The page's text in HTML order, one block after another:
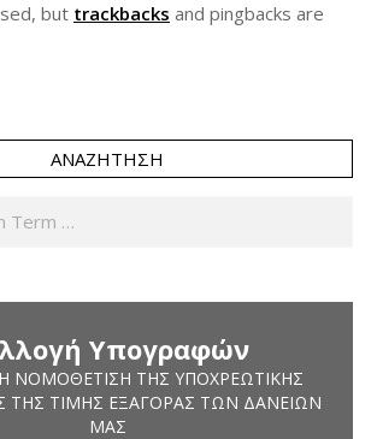
but trackbacks and pingbacks are
ΑΝΑΖΉΤΗΣΗ
Υπογραφών
ΝΟΜΟΘΈΤΙΣΗ ΤΗΣ ΥΠΟΧΡΕΩΤΙΚΉΣ
ΤΗΣ ΤΙΜΉΣ ΕΞΑΓΟΡΆΣ ΤΩΝ ΔΑΝΕΊΩΝ
ΜΑΣ